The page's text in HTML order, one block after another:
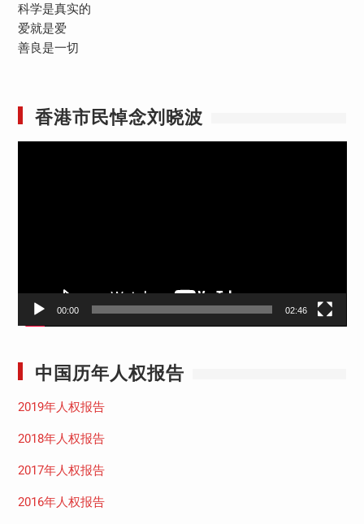
科学是真实的
爱就是爱
善良是一切
香港市民悼念刘晓波
00:00 02:46
中国历年人权报告
2019年人权报告
2018年人权报告
2017年人权报告
2016年人权报告